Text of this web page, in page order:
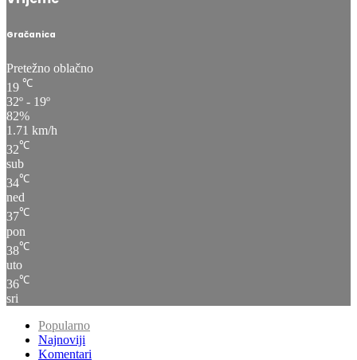
Gračanica
Pretežno oblačno
32º - 19º
82%
1.71 km/h
32℃
sub
34 ℃
ned
37 ℃
pon
38
℃
uto
36 ℃
sri
Komentari